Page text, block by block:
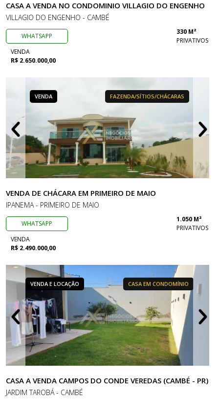
CASA A VENDA NO CONDOMINIO VILLAGIO DO ENGENHO
VILLAGIO DO ENGENHO - CAMBÉ
WHATSAPP
330 M²
PRIVATIVOS
VENDA
R$ 2.650.000,00
VENDA FAZENDA/SÍTIOS/CHÁCARAS
VENDA DE CHÁCARA EM PRIMEIRO DE MAIO
IPANEMA - PRIMEIRO DE MAIO
WHATSAPP
1.050 M²
PRIVATIVOS
VENDA
R$ 2.490.000,00
VENDA E LOCAÇÃO CASA EM CONDOMÍNIO
CASA A VENDA CAMPOS DO CONDE VEREDAS (CAMBÉ - PR)
JARDIM TAROBÁ - CAMBÉ